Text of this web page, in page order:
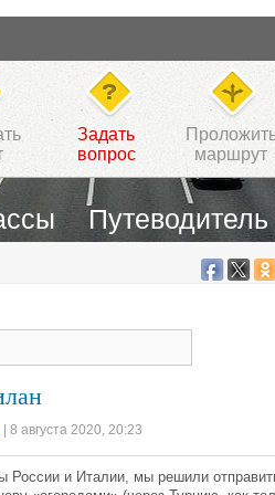
Задать
вопрос
маршрут
Путеводитель
| 8 августа 2020, 20:23
России и Италии, мы решили